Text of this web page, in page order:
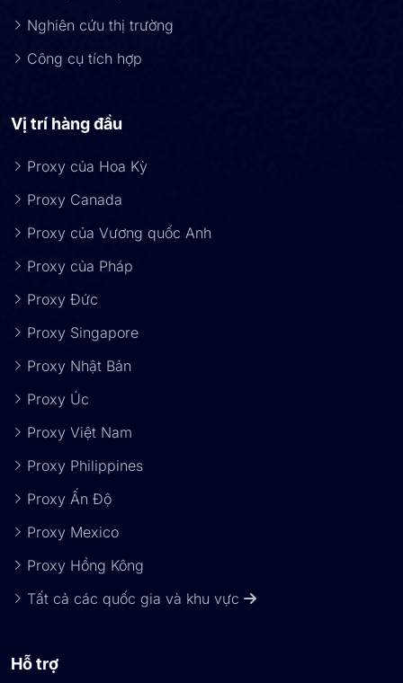
Nghiên cứu thị trường
Công cụ tích hợp
Vị trí hàng đầu
Proxy của Hoa Kỳ
Proxy Canada
Proxy của Vương quốc Anh
Proxy của Pháp
Proxy Đức
Proxy Singapore
Proxy Nhật Bản
Proxy Úc
Proxy Việt Nam
Proxy Philippines
Proxy Ấn Độ
Proxy Mexico
Proxy Hồng Kông
Tất cả các quốc gia và khu vực
Hỗ trợ